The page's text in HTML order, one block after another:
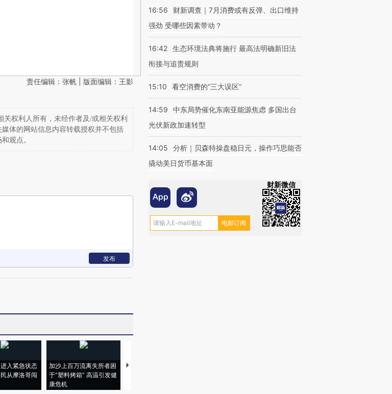
责任编辑：张帆 | 版面编辑：王影
权利人所有，未经作者及/或相关权利
体的网站信息内容转载授权并不包括
观点。
发布
入紧急状态
从摩洛哥闯
加沙上百万流离失所者困
于“塑料烤箱” 高温引发健
康危机
视线｜HYROX的吸金
16:56
财新调查｜7月消费或有反弹、出口维持
强劲 受哪些因素带动？
16:42 生态环境法典将施行 最高法明确新旧法
衔接与追责规则
15:10 看空消费的“三大误区”
14:59
中东局势催化东南亚能源焦虑 多国出台
光伏新政加速转型
14:05
分析｜贝森特操盘稳日元，操作巧思能否
撬动美日货币基本面
财新微信